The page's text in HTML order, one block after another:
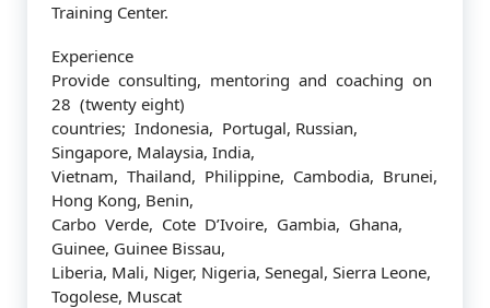
Training Center.
Experience
Provide consulting, mentoring and coaching on
28 (twenty eight)
countries; Indonesia, Portugal, Russian,
Singapore, Malaysia, India,
Vietnam, Thailand, Philippine, Cambodia, Brunei,
Hong Kong, Benin,
Carbo Verde, Cote D’Ivoire, Gambia, Ghana,
Guinee, Guinee Bissau,
Liberia, Mali, Niger, Nigeria, Senegal, Sierra Leone,
Togolese, Muscat